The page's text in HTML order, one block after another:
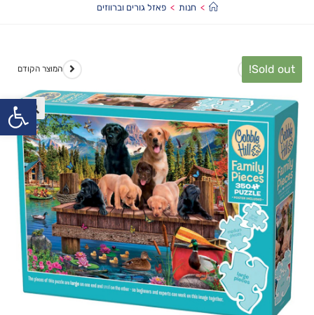
> חנות > פאזל גורים וברווזים
המוצר הקודם המוצר הבא
Sold out!